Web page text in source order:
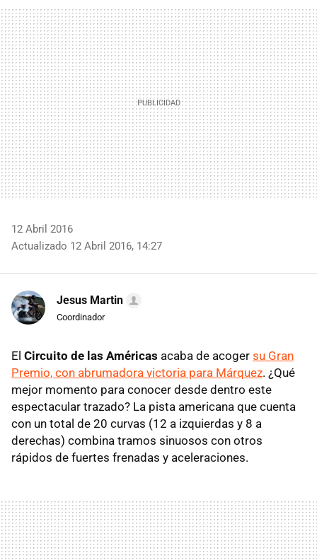
MAIL
12 Abril 2016
Actualizado 12 Abril 2016, 14:27
Jesus Martin
Coordinador
El Circuito de las Américas acaba de acoger su Gran
Premio, con abrumadora victoria para Márquez. ¿Qué
mejor momento para conocer desde dentro este
espectacular trazado? La pista americana que cuenta
con un total de 20 curvas (12 a izquierdas y 8 a
derechas) combina tramos sinuosos con otros
rápidos de fuertes frenadas y aceleraciones.